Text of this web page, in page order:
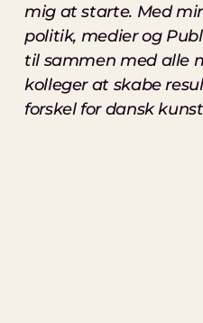
mig at starte. Med
politik, medier og
til sammen med alle
kolleger at skabe
forskel for dansk